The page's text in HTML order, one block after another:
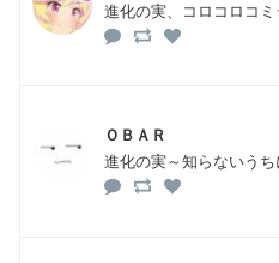
進化の実、コロコロコ
ＯＢＡＲ
進化の実～知らないうち